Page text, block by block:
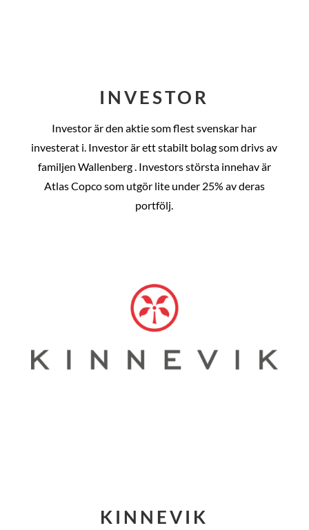
INVESTOR
Investor är den aktie som flest svenskar har
investerat i. Investor är ett stabilt bolag som drivs av
familjen Wallenberg . Investors största innehav är
Atlas Copco som utgör lite under 25% av deras
portfölj.
KINNEVIK